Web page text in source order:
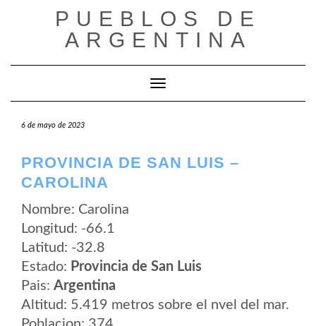
PUEBLOS DE
ARGENTINA
Cambiar modo de navegación
6 de mayo de 2023
PROVINCIA DE SAN LUIS –
CAROLINA
Nombre: Carolina
Longitud: -66.1
Latitud: -32.8
Estado: Provincia de San Luis
Pais: Argentina
Altitud: 5.419 metros sobre el nvel del mar.